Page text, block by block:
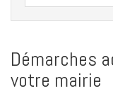
Démarches
votre mairie